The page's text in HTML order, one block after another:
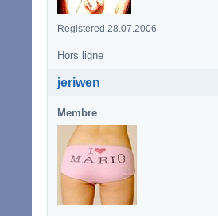
Registered 28.07.2006
Hors ligne
jeriwen
Membre